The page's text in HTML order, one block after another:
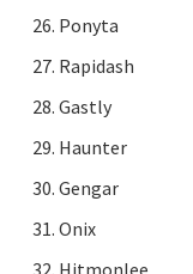
Ponyta
Rapidash
Gastly
Haunter
Gengar
Onix